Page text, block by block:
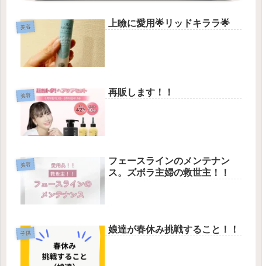
美容 上瞼に愛用🌟リッドキララ🌟
美容 再販します！！
美容
フェースラインのメンテナン
ス。ズボラ主婦の救世主！！
子供 娘達が春休み挑戦すること！！